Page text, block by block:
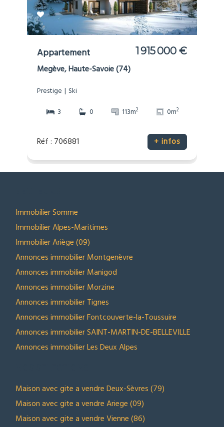
Appartement 1 915 000 €
Megève, Haute-Savoie (74)
Prestige
Ski
3
0 113m2 0m2
Réf : 706881 + infos
Immobilier Somme
Immobilier Alpes-Maritimes
Immobilier Ariège (09)
Annonces immobilier Montgenèvre
Annonces immobilier Manigod
Annonces immobilier Morzine
Annonces immobilier Tignes
Annonces immobilier Fontcouverte-la-Toussuire
Annonces immobilier SAINT-MARTIN-DE-BELLEVILLE
Annonces immobilier Les Deux Alpes
Maison avec gite a vendre Deux-Sèvres (79)
Maison avec gite a vendre Ariege (09)
Maison avec gite a vendre Vienne (86)